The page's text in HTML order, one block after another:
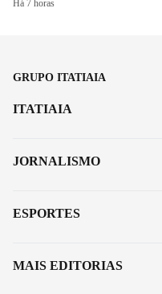
Há 7 horas
GRUPO ITATIAIA
ITATIAIA
JORNALISMO
ESPORTES
MAIS EDITORIAS